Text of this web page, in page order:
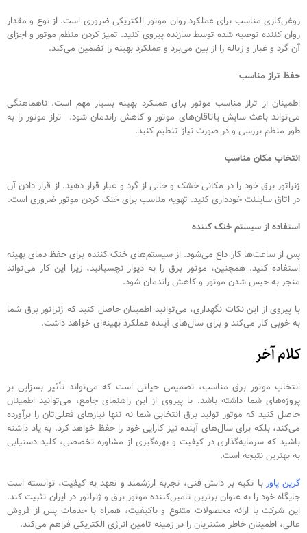
روغن‌کاری مناسب برای عملکرد روان موتور الکتریکی ضروری است. از نوع و مقدار
روان کننده توصیه شده توسط سازنده پیروی کنید. تمیز کردن منظم موتور و اجزای
آن گرد و غبار و زباله را از بین می‌برد و عملکرد بهینه را تضمین می‌کند.
حفظ تراز مناسب
اطمینان از تراز مناسب موتور برای عملکرد بهینه بسیار مهم است. ناهماهنگی
می‌تواند باعث سایش یاتاقان‌های موتور و کاهش راندمان شود. تراز موتور را به
طور منظم بررسی و در صورت نیاز تنظیم کنید.
انتخاب مکان مناسب
ژنراتور برق خود را در مکانی خشک و خالی از گرد و غبار قرار دهید. از قرار دادن آن
در اتاق سایلنت خودداری کنید. تهویه مناسب برای خنک کردن موتور ضروری است.
استفاده از سیستم خنک کننده
پس از ساعت‌ها کار داغ می‌شود. از سیستم‌های خنک کننده برای حفظ دمای بهینه
استفاده کنید. همچنین، موتور برق را به دیوار نچسبانید، زیرا این کار می‌تواند
منجر به حبس شدن موتور و کاهش راندمان شود.
با پیروی از این نکات نگهداری، می‌توانید اطمینان حاصل کنید که ژنراتور برق شما
به خوبی کار می‌کند و برای سال‌های آینده عملکرد بهینه‌ای خواهد داشت.
کلام آخر
انتخاب موتور برق مناسب، تصمیمی حیاتی است که می‌تواند تأثیر بسزایی بر
پروژه‌های شما داشته باشد. با پیروی از این راهنمای جامع، می‌توانید اطمینان
حاصل کنید که موتور تولید برق انتخابی شما نه تنها نیازهای فعلی‌تان را برآورده
می‌کند، بلکه برای سال‌های آینده نیز کارایی خود را حفظ خواهد کرد. به یاد داشته
باشید که سرمایه‌گذاری در کیفیت و بهره‌گیری از مشاوره تخصصی، کلید دستیابی
به بهترین نتیجه است.
گرین پاوربا تکیه بر دانش فنی، تجربه ارزشمند و تعهد به کیفیت، توانسته است
جایگاه خود را به عنوان برترین تامین‌کننده موتور برق و ژنراتور در ایران تثبیت کند.
این شرکت با ارائه محصولات متنوع و باکیفیت، همراه با خدمات پس از فروش
عالی، اطمینان خاطر مشتریان را در زمینه تامین انرژی الکتریکی فراهم می‌کند.